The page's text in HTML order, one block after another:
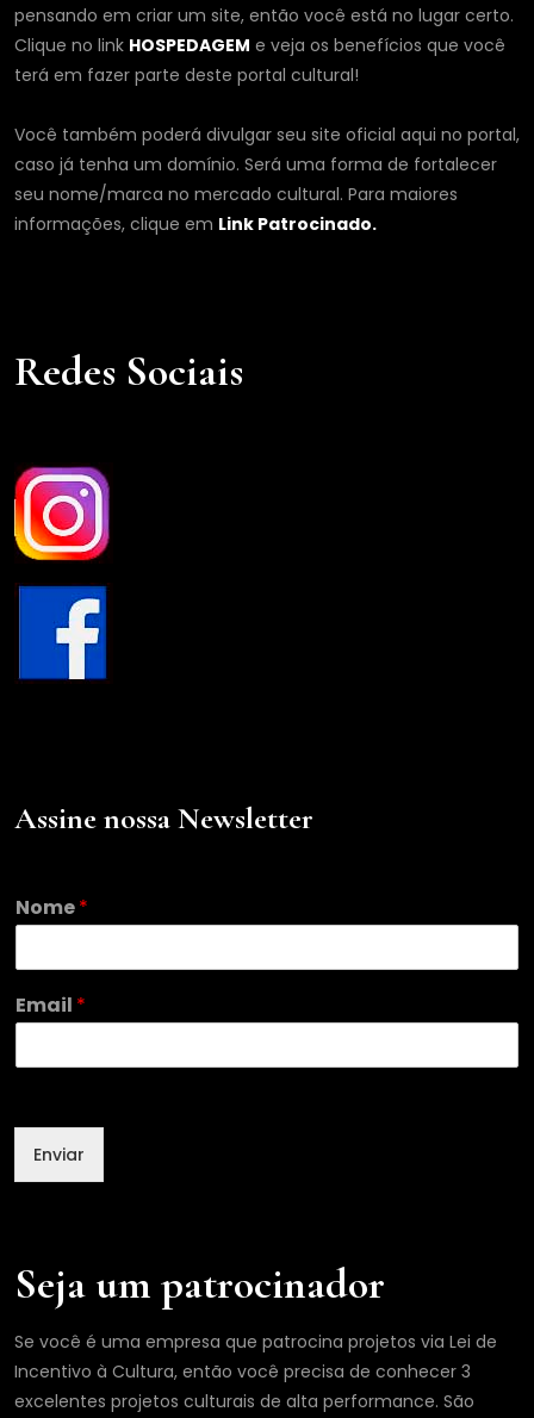
pensando em criar um site, então você está no lugar certo.
Clique no link HOSPEDAGEM e veja os benefícios que você
terá em fazer parte deste portal cultural!
Você também poderá divulgar seu site oficial aqui no portal,
caso já tenha um domínio. Será uma forma de fortalecer
seu nome/marca no mercado cultural. Para maiores
informações, clique em Link Patrocinado.
Redes Sociais
Assine nossa Newsletter
Nome*
E
m
i
E
a
Email *
Enviar
Seja um patrocinador
Se você é uma empresa que patrocina projetos via Lei de
Incentivo à Cultura, então você precisa de conhecer 3
excelentes projetos culturais de alta performance. São